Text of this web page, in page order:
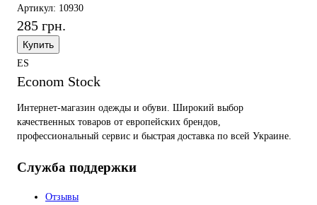
Артикул: 10930
285 грн.
Купить
ES
Econom Stock
Интернет-магазин одежды и обуви. Широкий выбор
качественных товаров от европейских брендов,
профессиональный сервис и быстрая доставка по всей Украине.
Служба поддержки
Отзывы